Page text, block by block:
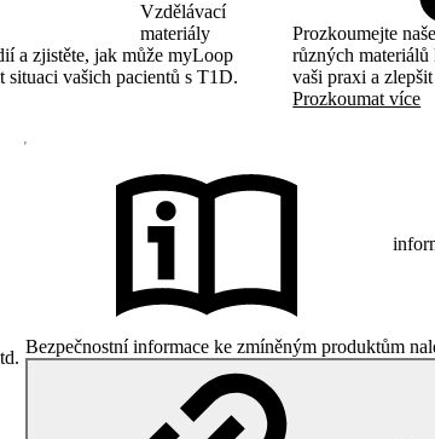
Vzdělávací
materiály
a zjistěte, jak může myLoop
vašich pacientů s T1D.
Prozkoumejte
různých materiálů
vaši praxi a
Prozkoumat více
Bezpečnostní informace ke zmíněným produktům